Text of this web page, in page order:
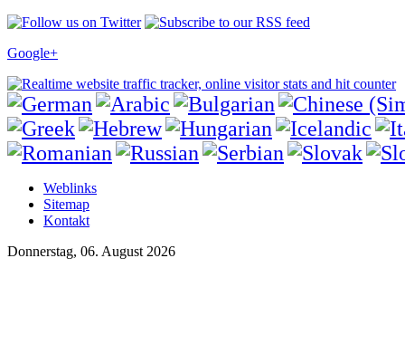
Google+
Weblinks
Sitemap
Kontakt
Donnerstag, 06. August 2026